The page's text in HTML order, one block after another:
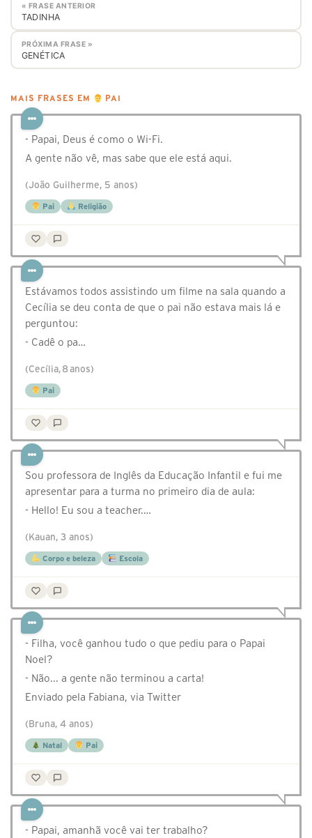
« FRASE ANTERIOR
TADINHA
PRÓXIMA FRASE »
GENÉTICA
MAIS FRASES EM PAI
- Papai, Deus é como o Wi-Fi.
A gente não vê, mas sabe que ele está aqui.
(João Guilherme, 5 anos)
Pai Religião
Estávamos todos assistindo um filme na sala quando a
Cecília se deu conta de que o pai não estava mais lá e
perguntou:
- Cadê o pa…
(Cecília, 8 anos)
Pai
Sou professora de Inglês da Educação Infantil e fui me
apresentar para a turma no primeiro dia de aula:
- Hello! Eu sou a teacher.…
(Kauan, 3 anos)
Corpo e beleza Escola
- Filha, você ganhou tudo o que pediu para o Papai
Noel?
- Não... a gente não terminou a carta!
Enviado pela Fabiana, via Twitter
(Bruna, 4 anos)
Natal Pai
- Papai, amanhã você vai ter trabalho?